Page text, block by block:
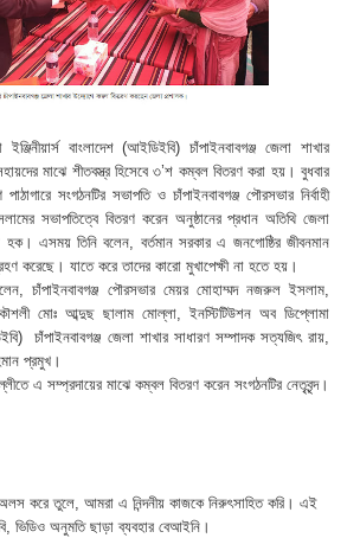
বাংলাদেশ (আইডিইবি) চাঁপাইনবাবগঞ্জ জেলা শাখার
মাঝে শীতবস্ত্র হিসেবে ৩’শ কম্বল বিতরণ করা হয়। বুধবার
পাঠাগারে সংগঠনটির সভাপতি ও চাঁপাইনবাবগঞ্জ পৌরসভার নির্বাহী
সভাপতিত্বে বিতরণ করেন অনুষ্ঠানের প্রধান অতিথি জেলা
এসময় তিনি বলেন, বর্তমান সরকার এ জনগোষ্ঠির জীবনমান
করেছে। যাতে করে তাদের কারো মুখাপেক্ষী না হতে হয়।
চাঁপাইনবাবগঞ্জ পৌরসভার মেয়র মোহাম্মদ নজরুল ইসলাম,
মোঃ আব্দুছ ছালাম মোল্লা, ইনস্টিটিউশন অব ডিপ্লোমা
চাঁপাইনবাবগঞ্জ জেলা শাখার সাধারণ সম্পাদক সত্যজিৎ রায়,
প্রমুখ।
এ সম্প্রদায়ের মাঝে কম্বল বিতরণ করেন সংগঠনটির নেতৃবৃন্দ।
অলস করে তুলে, আমরা এ নিন্দনীয় কাজকে নিরুৎসাহিত করি। এই
ভিডিও অনুমতি ছাড়া ব্যবহার বেআইনি।